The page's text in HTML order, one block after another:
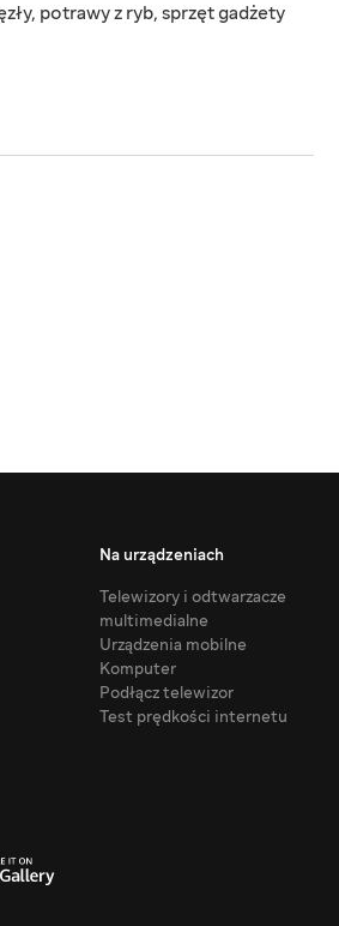
potrawy z ryb, sprzęt gadżety
Na urządzeniach
Telewizory i odtwarzacze
multimedialne
Urządzenia mobilne
Komputer
Podłącz telewizor
Test prędkości internetu